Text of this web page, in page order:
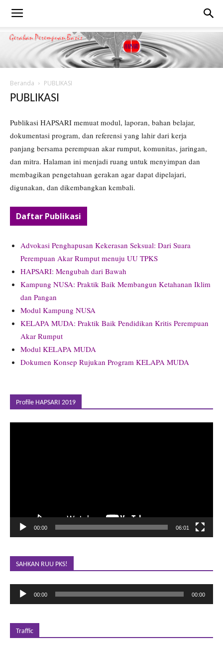
Beranda PUBLIKASI
PUBLIKASI
Publikasi HAPSARI memuat modul, laporan, bahan belajar,
dokumentasi program, dan referensi yang lahir dari kerja
panjang bersama perempuan akar rumput, komunitas, jaringan,
dan mitra. Halaman ini menjadi ruang untuk menyimpan dan
membagikan pengetahuan gerakan agar dapat dipelajari,
digunakan, dan dikembangkan kembali.
Daftar Publikasi
Advokasi Penghapusan Kekerasan Seksual: Dari Suara
Perempuan Akar Rumput menuju UU TPKS
HAPSARI: Mengubah dari Bawah
Kampung NUSA: Praktik Baik Membangun Ketahanan Iklim
dan Pangan
Modul Kampung NUSA
KELAPA MUDA: Praktik Baik Pendidikan Kritis Perempuan
Akar Rumput
Modul KELAPA MUDA
Dokumen Konsep Rujukan Program KELAPA MUDA
Profile HAPSARI 2019
00:00 06:01
SAHKAN RUU PKS!
Pemutar
Audio
00:00 00:00
Traffic